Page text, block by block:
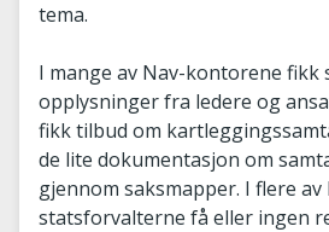
tema.
I mange av Nav-kontorene
opplysninger fra ledere og
fikk tilbud om
de lite dokumentasjon om
gjennom saksmapper. I flere
statsforvalterne få eller ingen